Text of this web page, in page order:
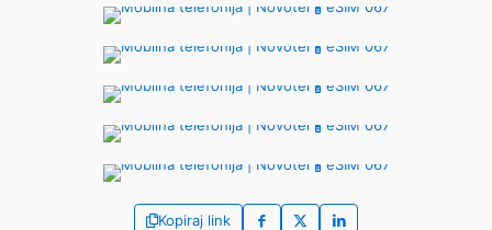
Kopiraj link